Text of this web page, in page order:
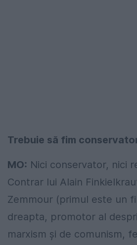
Trebuie să fim
MO: Nici conservator, nici
Contrar lui Alain
Zemmour (primul este un
dreapta, promotor al
marxism și de comunism,